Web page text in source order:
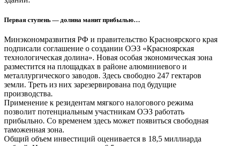
Первая ступень — долина манит прибылью…
Минэкономразвития РФ и правительство Красноярского края
подписали соглашение о создании ОЭЗ «Красноярская
технологическая долина». Новая особая экономическая зона
разместится на площадках в районе алюминиевого и
металлургического заводов. Здесь свободно 247 гектаров
земли. Треть из них зарезервирована под будущие
производства.
Применение к резидентам мягкого налогового режима
позволит потенциальным участникам ОЭЗ работать
прибыльно. Со временем здесь может появиться свободная
таможенная зона.
Общий объем инвестиций оценивается в 18,5 миллиарда